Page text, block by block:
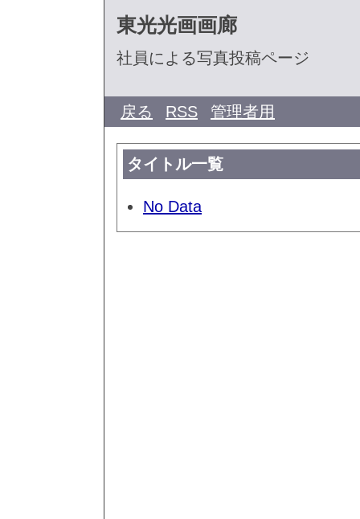
東光光画画廊
社員による写真投稿ページ
戻る RSS 管理者用
タイトル一覧
No Data